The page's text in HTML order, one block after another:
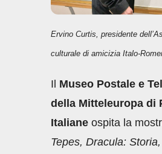
Ervino Curtis, presidente
culturale di amicizia Italo-
Il Museo Postale e
della Mitteleuropa di
Italiane ospita la
Tepes, Dracula: